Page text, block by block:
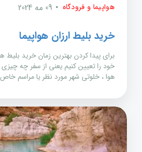
هواپیما و فرودگاه 09 مه 2024
خرید بلیط ارزان هواپیما
برای پیدا کردن بهترین زمان خرید بلیط
خود را تعیین کنیم یعنی از سفر چه
هوا ، خلوتی شهر مورد نظر یا مراسم